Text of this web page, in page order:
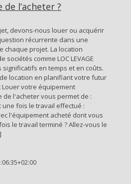
l’acheter ?
devons-nous louer ou acquérir
récurrente dans une
chaque projet. La location
comme LOC LEVAGE
en temps et en coûts.
location en planifiant votre futur
votre équipement
l'acheter vous permet de :
une fois le travail effectué :
l'équipement acheté dont vous
le travail terminé ? Allez-vous le